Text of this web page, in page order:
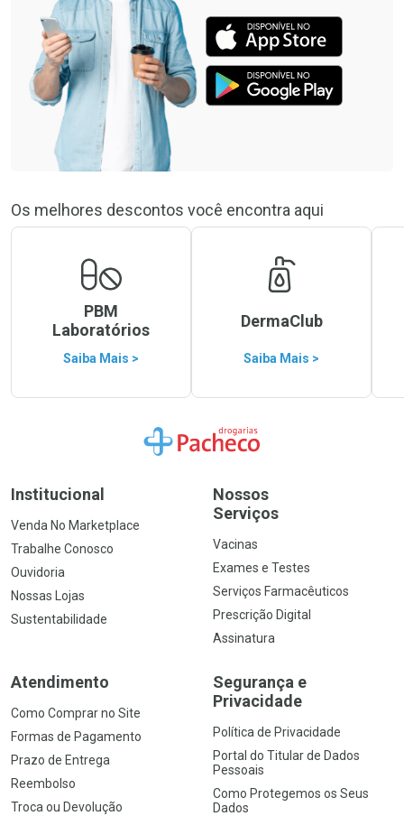
Os melhores descontos você encontra aqui
PBM
Laboratórios
Saiba Mais >
DermaClub
Saiba Mais >
Ir para a Home
Institucional
Venda No Marketplace
Trabalhe Conosco
Ouvidoria
Nossas Lojas
Sustentabilidade
Nossos
Serviços
Vacinas
Exames e Testes
Serviços Farmacêuticos
Prescrição Digital
Assinatura
Atendimento
Como Comprar no Site
Formas de Pagamento
Prazo de Entrega
Reembolso
Troca ou Devolução
Segurança e
Privacidade
Política de Privacidade
Portal do Titular de Dados
Pessoais
Como Protegemos os Seus
Dados